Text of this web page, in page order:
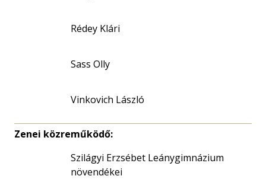
Rédey Klári
Sass Olly
Vinkovich László
Zenei közreműködő:
Szilágyi Erzsébet Leánygimnázium
növendékei